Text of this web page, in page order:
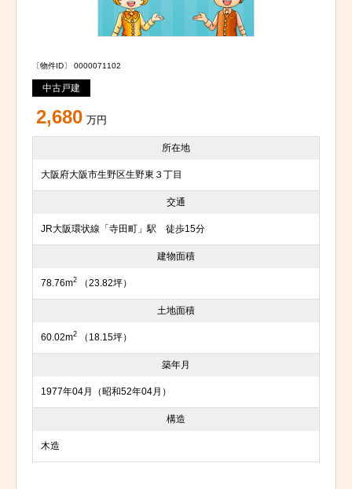
〔物件ID〕 0000071102
中古戸建
2,680 万円
所在地
大阪府大阪市生野区生野東３丁目
交通
JR大阪環状線「寺田町」駅 徒歩15分
建物面積
78.76m2 （23.82坪）
土地面積
60.02m2 （18.15坪）
築年月
1977年04月（昭和52年04月）
構造
木造